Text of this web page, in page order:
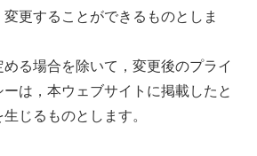
変更することができるものとしま
める場合を除いて，変更後のプライ
は，本ウェブサイトに掲載したと
じるものとします。